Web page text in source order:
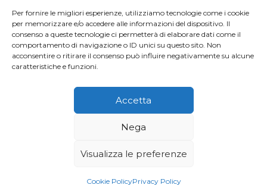
Per fornire le migliori esperienze, utilizziamo tecnologie come i cookie
per memorizzare e/o accedere alle informazioni del dispositivo. Il
consenso a queste tecnologie ci permetterà di elaborare dati come il
comportamento di navigazione o ID unici su questo sito. Non
acconsentire o ritirare il consenso può influire negativamente su alcune
caratteristiche e funzioni.
Accetta
Nega
Visualizza le preferenze
Cookie PolicyPrivacy Policy
Customer Lifetime Value: cos’è e come calcolarlo
Come creare un processo di customer onboarding
efficace